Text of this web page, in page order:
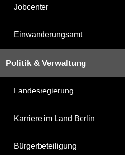
Jobcenter
Einwanderungsamt
Politik & Verwaltung
Landesregierung
Karriere im Land Berlin
Bürgerbeteiligung